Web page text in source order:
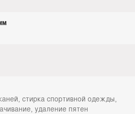
стирка спортивной одежды,
удаление пятен